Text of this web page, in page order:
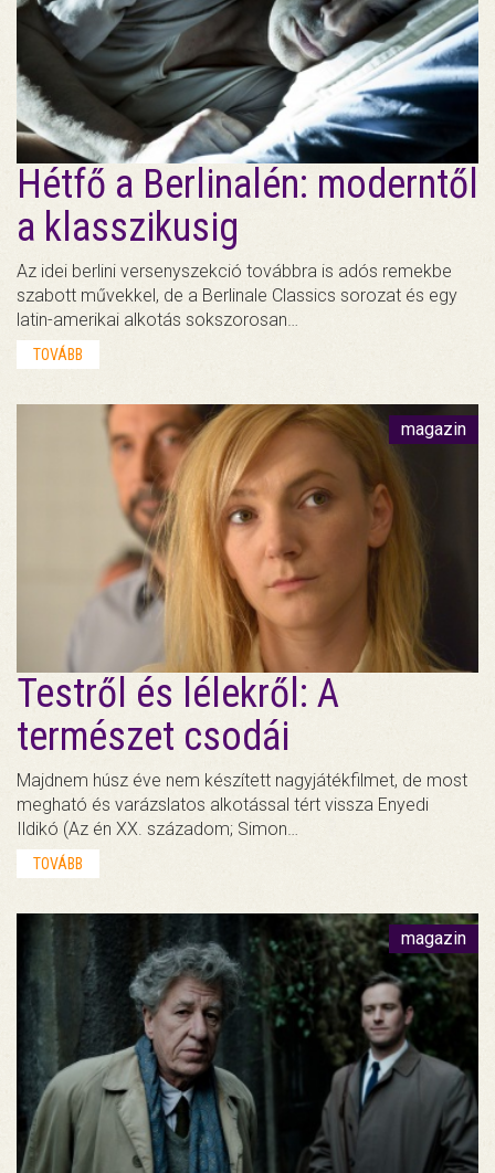
Hétfő a Berlinalén: moderntől
a klasszikusig
Az idei berlini versenyszekció továbbra is adós remekbe
szabott művekkel, de a Berlinale Classics sorozat és egy
latin-amerikai alkotás sokszorosan…
TOVÁBB
magazin
Testről és lélekről: A
természet csodái
Majdnem húsz éve nem készített nagyjátékfilmet, de most
megható és varázslatos alkotással tért vissza Enyedi
Ildikó (Az én XX. századom; Simon…
TOVÁBB
magazin